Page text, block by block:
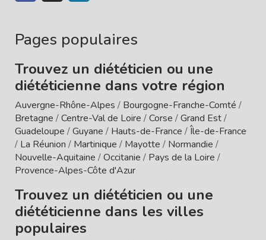
Pages populaires
Trouvez un diététicien ou une
diététicienne dans votre région
Auvergne-Rhône-Alpes / Bourgogne-Franche-Comté /
Bretagne /Centre-Val de Loire /Corse /Grand Est/
Guadeloupe /Guyane / Hauts-de-France /Île-de-France
/ La Réunion / Martinique / Mayotte / Normandie /
Nouvelle-Aquitaine /Occitanie / Pays de la Loire /
Provence-Alpes-Côte d'Azur
Trouvez un diététicien ou une
diététicienne dans les villes
populaires